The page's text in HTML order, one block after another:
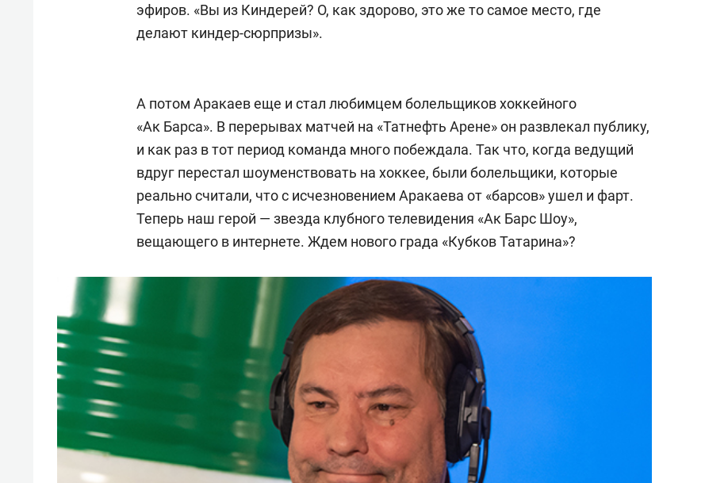
эфиров. «Вы из Киндерей? О, как здорово, это же то самое место, где
делают киндер-сюрпризы».
А потом Аракаев еще и стал любимцем болельщиков хоккейного
«Ак Барса». В перерывах матчей на «Татнефть Арене» он развлекал публику,
и как раз в тот период команда много побеждала. Так что, когда ведущий
вдруг перестал шоуменствовать на хоккее, были болельщики, которые
реально считали, что с исчезновением Аракаева от «барсов» ушел и фарт.
Теперь наш герой — звезда клубного телевидения «Ак Барс Шоу»,
вещающего в интернете. Ждем нового града «Кубков Татарина»?